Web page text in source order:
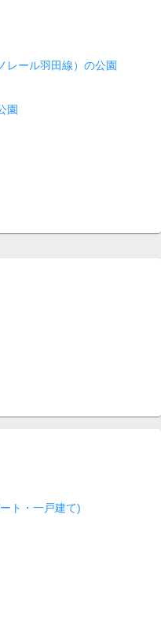
レール羽田線）の公園
園
ト・一戸建て)